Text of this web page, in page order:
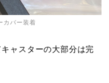
カバー装着
ャスターの大部分は完